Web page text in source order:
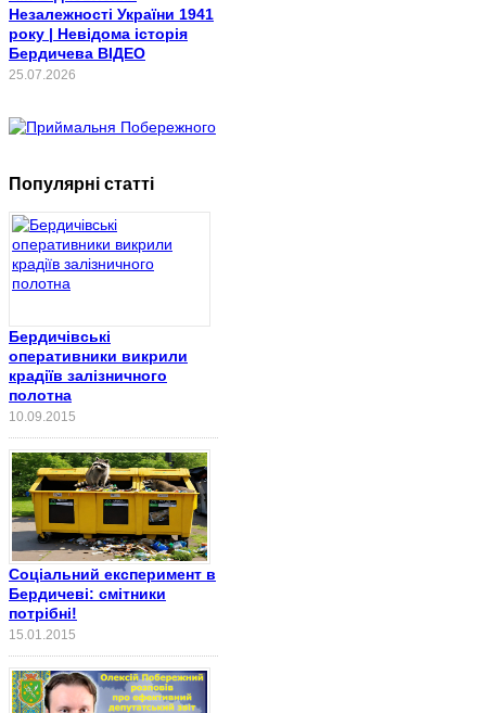
Незалежності України 1941
року | Невідома історія
Бердичева ВІДЕО
25.07.2026
Популярні статті
Бердичівські
оперативники викрили
крадіїв залізничного
полотна
10.09.2015
Соціальний експеримент в
Бердичеві: смітники
потрібні!
15.01.2015